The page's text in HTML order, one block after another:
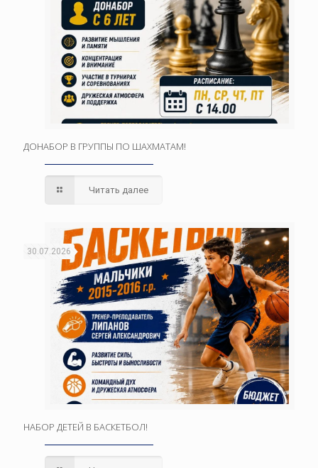
ДОНАБОР В ГРУППЫ ПО ШАХМАТАМ!
Читать далее
30.07.2026
НАБОР ДЕТЕЙ В БАСКЕТБОЛ!